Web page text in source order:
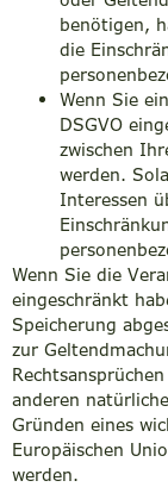
benötigen,
die
Wenn Sie
DSGVO
zwischen
werden.
Interessen
Wenn Sie die
eingeschränkt
Speicherung
zur
anderen
Gründen eines
Europäischen
werden.